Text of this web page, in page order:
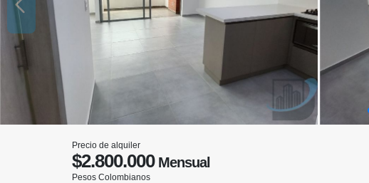
Precio de alquiler
$2.800.000Mensual
Pesos Colombianos